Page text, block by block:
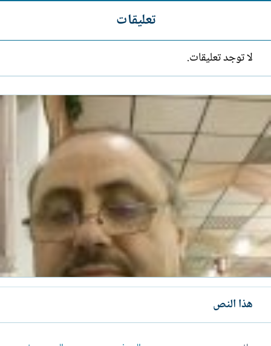
تعليقات
لا توجد تعليقات.
هذا النص